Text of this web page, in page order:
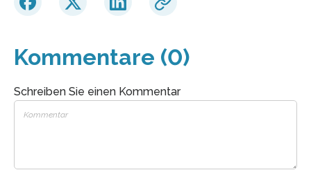
Kommentare (0)
Schreiben Sie einen Kommentar